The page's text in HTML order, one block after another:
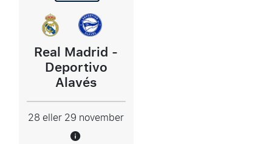
Real Madrid -
Deportivo
Alavés
28 eller 29 november